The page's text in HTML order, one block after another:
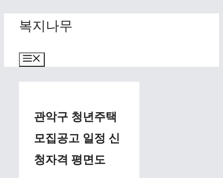
content
복지나무
관악구 청년주택
모집공고 일정 신
청자격 평면도